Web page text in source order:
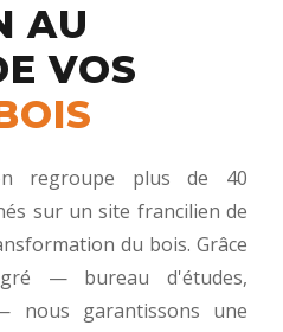
AU
VOS
regroupe plus de 40
sur un site francilien de
du bois. Grâce
— bureau d'études,
nous garantissons une